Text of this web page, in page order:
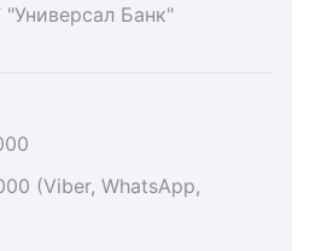
Банк"
(Viber, WhatsApp,